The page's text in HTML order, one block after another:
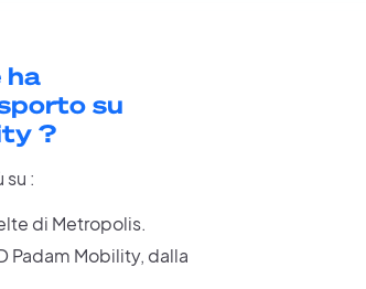
ha
su
?
:
di Metropolis.
Padam Mobility, dalla